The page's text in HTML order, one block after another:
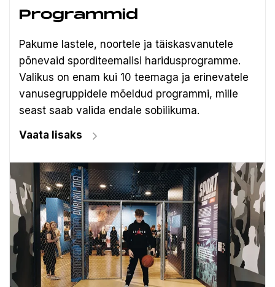
Programmid
Pakume lastele, noortele ja täiskasvanutele
põnevaid sporditeemalisi haridusprogramme.
Valikus on enam kui 10 teemaga ja erinevatele
vanusegruppidele mõeldud programmi, mille
seast saab valida endale sobilikuma.
Vaata lisaks